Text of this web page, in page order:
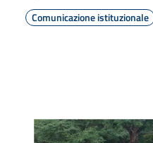
Comunicazione istituzionale